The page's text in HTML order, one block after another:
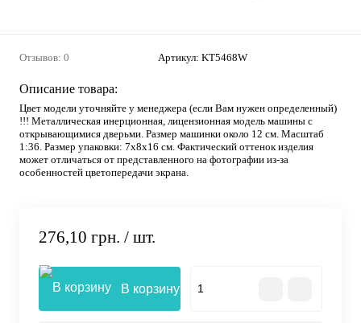
Отзывов: 0 Артикул: KT5468W
Описание товара:
Цвет модели уточняйте у менеджера (если Вам нужен определенный)
!!! Металлическая инерционная, лицензионная модель машины с
открывающимися дверьми. Размер машинки около 12 см. Масштаб
1:36. Размер упаковки: 7х8х16 см. Фактический оттенок изделия
может отличаться от представленного на фотографии из-за
особенностей цветопередачи экрана.
276,10 грн. / шт.
В корзину